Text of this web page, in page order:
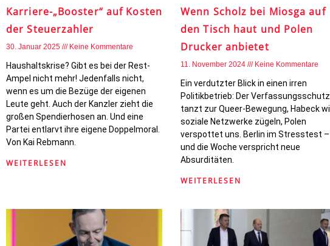
Karriere-„Booster“ auf Kosten
der Steuerzahler
30. Januar 2025 Keine Kommentare
Haushaltskrise? Gibt es bei der Rest-
Ampel nicht mehr! Jedenfalls nicht,
wenn es um die Bezüge der eigenen
Leute geht. Auch der Kanzler zieht die
großen Spendierhosen an. Und eine
Partei entlarvt ihre eigene Doppelmoral.
Von Kai Rebmann.
WEITERLESEN
Wenn Scholz bei Miosga auf
den Tisch haut und Polen
Drucker anbietet
11. November 2024 Keine Kommentare
Ein verdutzter Blick in einen irren
Politikbetrieb: Der Verfassungsschutz
tanzt zur Queer-Bewegung, Habeck will
soziale Netzwerke zügeln, Polen
verspottet uns. Berlin im Stresstest –
und die Woche verspricht neue
Absurditäten.
WEITERLESEN